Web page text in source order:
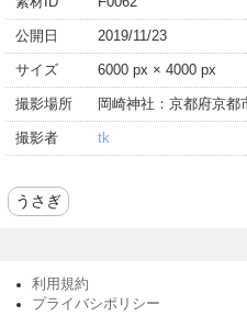
公開日 2019/11/23
サイズ 6000 px × 4000 px
撮影場所 岡崎神社：京都府京都
撮影者 tk
うさぎ
利用規約
プライバシポリシー